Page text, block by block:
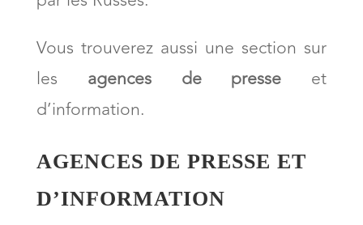
Vous trouverez aussi une section sur
les agences de presse et
d’information.
AGENCES DE PRESSE ET
D’INFORMATION